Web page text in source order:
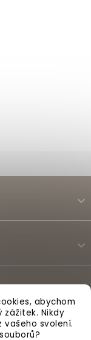
abychom
zážitek. Nikdy
svolení.